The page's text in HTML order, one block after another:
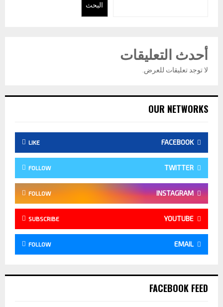
البحث
أحدث التعليقات
لا توجد تعليقات للعرض.
OUR NETWORKS
FACEBOOK
LIKE
TWITTER
FOLLOW
INSTAGRAM
FOLLOW
YOUTUBE
SUBSCRIBE
EMAIL
FOLLOW
FACEBOOK FEED